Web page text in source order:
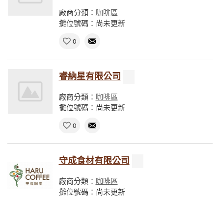
廠商分類： 咖啡區
攤位號碼：尚未更新
0
睿納星有限公司
廠商分類： 咖啡區
攤位號碼：尚未更新
0
守成食材有限公司
廠商分類： 咖啡區
攤位號碼：尚未更新